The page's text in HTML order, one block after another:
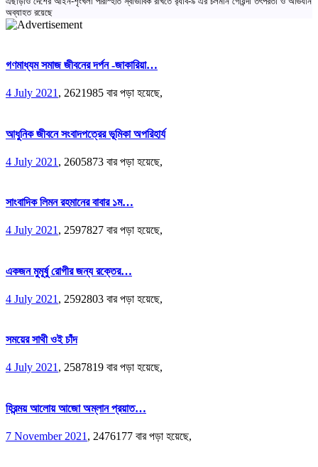
অব্যাহত রয়েছে
গণমাধ্যম সমাজ জীবনের দর্পন -জাকারিয়া…
4 July 2021 , 2621985 বার পড়া হয়েছে,
আধুনিক জীবনে সংবাদপত্রের ভূমিকা অপরিহার্য
4 July 2021 , 2605873 বার পড়া হয়েছে,
সাংবাদিক লিমন রহমানের বাবার ১ম…
4 July 2021, 2597827 বার পড়া হয়েছে,
একজন মুমূর্ষু রোগীর জন্য রক্তের…
4 July 2021 , 2592803 বার পড়া হয়েছে,
সময়ের সাথী ওই চাঁদ
4 July 2021, 2587819 বার পড়া হয়েছে,
হিরন্ময় আলোয় আজো অম্লান প্রয়াত…
7 November 2021 , 2476177 বার পড়া হয়েছে,